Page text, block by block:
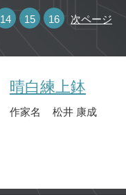
14 15 16 次ページ
晴白練上鉢
作家名 松井 康成